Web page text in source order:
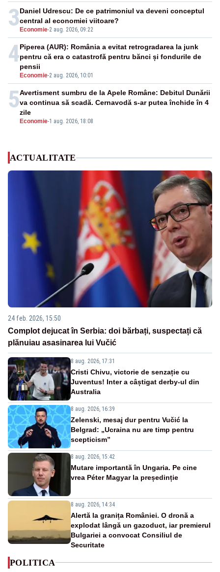
3 Economie-2 aug. 2026, 09:22
Daniel Udrescu: De ce patrimoniul va deveni conceptul
central al economiei viitoare?
4
Economie-2 aug. 2026, 10:01
Piperea (AUR): România a evitat retrogradarea la junk
pentru că era o catastrofă pentru bănci și fondurile de
pensii
5
Economie-1 aug. 2026, 18:08
Avertisment sumbru de la Apele Române: Debitul Dunării
va continua să scadă. Cernavodă s-ar putea închide în 4
zile
ACTUALITATE
24 feb. 2026, 15:50
Complot dejucat în Serbia: doi bărbați, suspectați că
plănuiau asasinarea lui Vučić
8 aug. 2026, 17:31
Cristi Chivu, victorie de senzație cu
Juventus! Inter a câștigat derby-ul din
Australia
8 aug. 2026, 16:39
Zelenski, mesaj dur pentru Vučić la
Belgrad: „Ucraina nu are timp pentru
scepticism”
8 aug. 2026, 15:42
Mutare importantă în Ungaria. Pe cine
vrea Péter Magyar la președinție
8 aug. 2026, 14:34
Alertă la granița României. O dronă a
explodat lângă un gazoduct, iar premierul
Bulgariei a convocat Consiliul de
Securitate
POLITICA